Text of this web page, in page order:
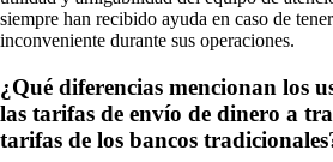
siempre han recibido ayuda en caso de
inconveniente durante sus operaciones.
¿Qué diferencias mencionan los
las tarifas de envío de dinero a
tarifas de los bancos